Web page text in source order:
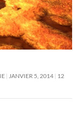
JANVIER 5, 2014 12